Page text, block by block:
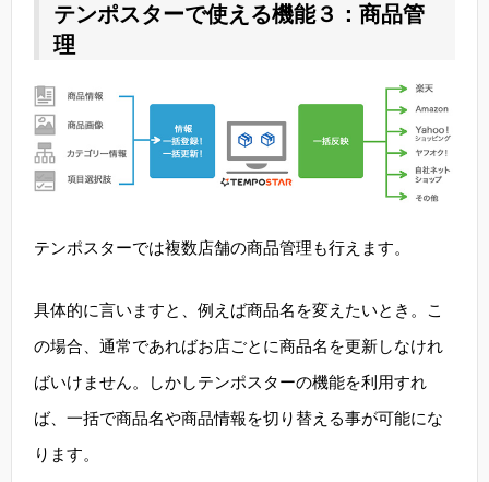
テンポスターで使える機能３：商品管
理
テンポスターでは複数店舗の商品管理も行えます。
具体的に言いますと、例えば商品名を変えたいとき。こ
の場合、通常であればお店ごとに商品名を更新しなけれ
ばいけません。しかしテンポスターの機能を利用すれ
ば、一括で商品名や商品情報を切り替える事が可能にな
ります。